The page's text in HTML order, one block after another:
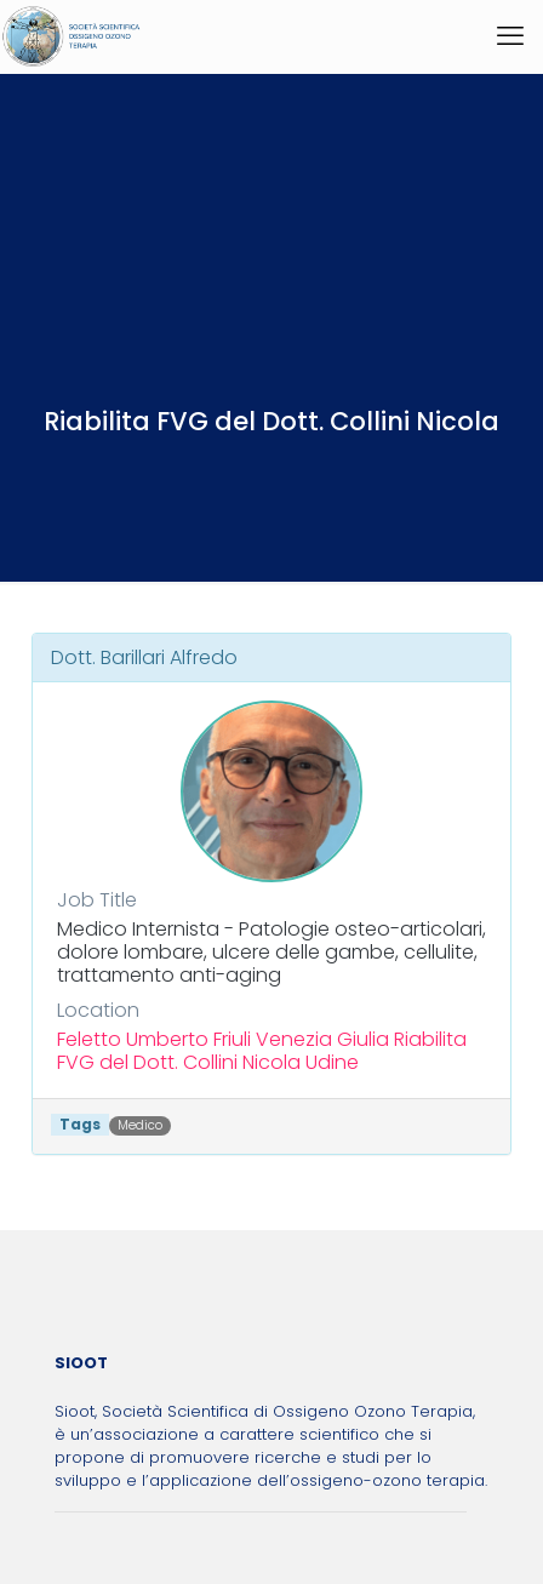
Riabilita FVG del Dott. Collini Nicola
Dott. Barillari Alfredo
Job Title
Medico Internista - Patologie osteo-articolari,
dolore lombare, ulcere delle gambe, cellulite,
trattamento anti-aging
Location
Feletto Umberto Friuli Venezia Giulia Riabilita
FVG del Dott. Collini Nicola Udine
Tags Medico
SIOOT
Sioot, Società Scientifica di Ossigeno Ozono Terapia,
è un’associazione a carattere scientifico che si
propone di promuovere ricerche e studi per lo
sviluppo e l’applicazione dell’ossigeno-ozono terapia.